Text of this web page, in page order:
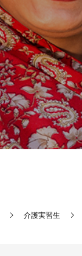
介護実習生